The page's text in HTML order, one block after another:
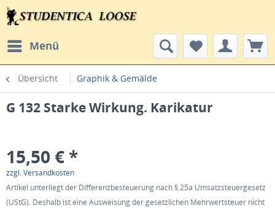
Menü
Übersicht Graphik & Gemälde
G 132 Starke Wirkung. Karikatur
15,50 € *
zzgl. Versandkosten
Artikel unterliegt der Differenzbesteuerung nach § 25a Umsatzsteuergesetz
(UStG). Deshalb ist eine Ausweisung der gesetzlichen Mehrwertsteuer nicht